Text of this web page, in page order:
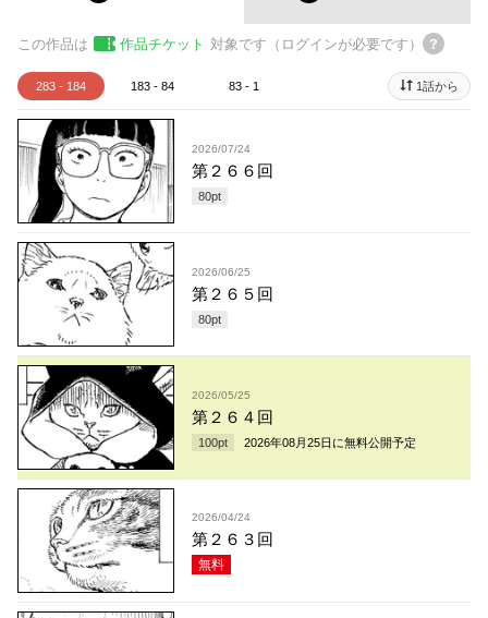
この作品は 作品チケット 対象です（ログインが必要です）
283 - 184 183 - 84 83 - 1 1話から
2026/07/24
第２６６回
80pt
2026/06/25
第２６５回
80pt
2026/05/25
第２６４回
100pt 2026年08月25日 に無料公開予定
2026/04/24
第２６３回
無料